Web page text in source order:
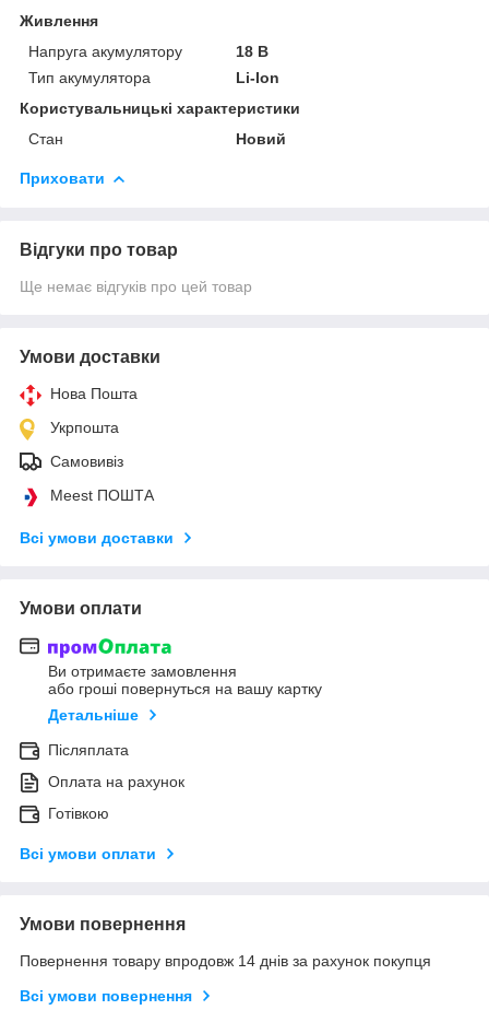
Живлення
Напруга акумулятору
18 В
Тип акумулятора
Li-Ion
Користувальницькі характеристики
Стан
Новий
Приховати
Відгуки про товар
Ще немає відгуків про цей товар
Умови доставки
Нова Пошта
Укрпошта
Самовивіз
Meest ПОШТА
Всі умови доставки
Умови оплати
Ви отримаєте замовлення
або гроші повернуться на вашу картку
Детальніше
Післяплата
Оплата на рахунок
Готівкою
Всі умови оплати
Умови повернення
Повернення товару впродовж 14 днів за рахунок покупця
Всі умови повернення